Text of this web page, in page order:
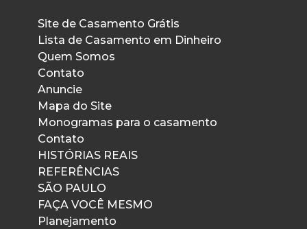
Site de Casamento Grátis
Lista de Casamento em Dinheiro
Quem Somos
Contato
Anuncie
Mapa do Site
Monogramas para o casamento
Contato
HISTÓRIAS REAIS
REFERÊNCIAS
SÃO PAULO
FAÇA VOCÊ MESMO
Planejamento